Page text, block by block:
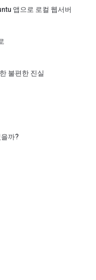
앱으로 로컬 웹서버
불편한 진실
까?